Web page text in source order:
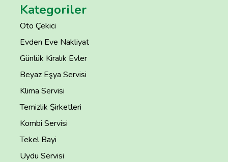
Kategoriler
Oto Çekici
Evden Eve Nakliyat
Günlük Kiralık Evler
Beyaz Eşya Servisi
Klima Servisi
Temizlik Şirketleri
Kombi Servisi
Tekel Bayi
Uydu Servisi